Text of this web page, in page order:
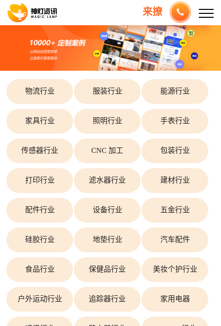
来撩
物流行业 服装行业 能源行业
家具行业 照明行业 手表行业
传感器行业 CNC 加工 包装行业
打印行业 滤水器行业 建材行业
配件行业 设备行业 五金行业
硅胶行业 地垫行业 汽车配件
食品行业 保健品行业 美妆个护行业
户外运动行业 追踪器行业 家用电器